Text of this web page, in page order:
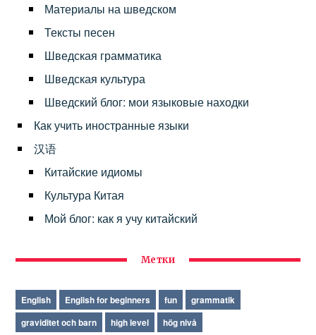
Материалы на шведском
Тексты песен
Шведская грамматика
Шведская культура
Шведский блог: мои языковые находки
Как учить иностранные языки
汉语
Китайские идиомы
Культура Китая
Мой блог: как я учу китайский
Метки
English English for beginners fun
grammatik
graviditet och barn
high level hög nivå